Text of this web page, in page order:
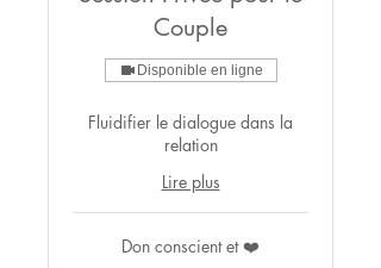
Couple
Disponible en ligne
Fluidifier le dialogue dans la
relation
Lire plus
conscientDon conscient et ❤️